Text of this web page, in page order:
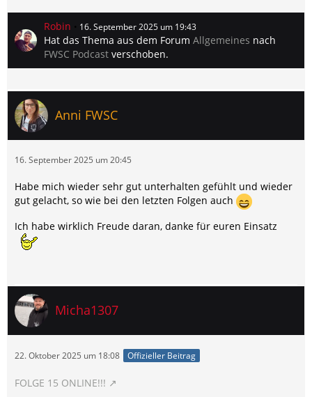
Robin 16. September 2025 um 19:43
Hat das Thema aus dem Forum Allgemeines nach
FWSC Podcast verschoben.
Anni FWSC
16. September 2025 um 20:45
Habe mich wieder sehr gut unterhalten gefühlt und wieder
gut gelacht, so wie bei den letzten Folgen auch
Ich habe wirklich Freude daran, danke für euren Einsatz
Micha1307
22. Oktober 2025 um 18:08 Offizieller Beitrag
FOLGE 15 ONLINE!!!